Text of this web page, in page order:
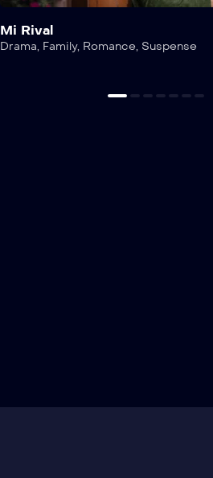
Mi Rival
Drama, Family, Romance, Suspense